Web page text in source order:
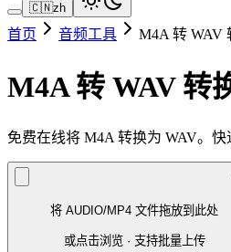
🇨🇳zh
首页 音频工具 M4A 转 WAV
M4A 转 WAV 转
免费在线将 M4A 转换为 WAV。
将 AUDIO/MP4 文件拖放到此处
或点击浏览· 支持批量上传